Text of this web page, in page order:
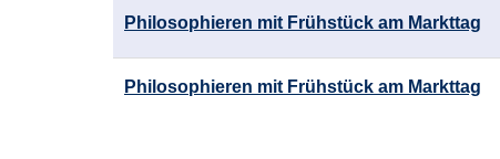
Philosophieren mit Frühstück am Markttag
Philosophieren mit Frühstück am Markttag